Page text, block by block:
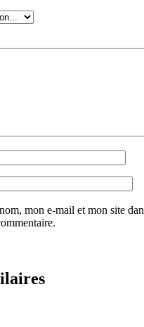
mon e-mail et mon site